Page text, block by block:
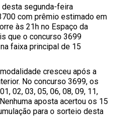
segunda-feira
com prêmio estimado em
às 21h no Espaço da
que o concurso 3699
faixa principal de 15
cresceu após a
No concurso 3699, os
02, 03, 05, 06, 08, 09, 11,
aposta acertou os 15
para o sorteio desta